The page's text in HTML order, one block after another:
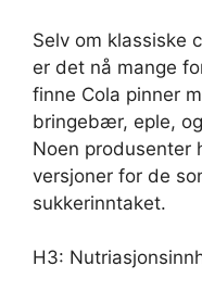
Selv om klassiske
er det nå mange
finne Cola pinner
bringebær, eple,
Noen produsenter
versjoner for de
sukkerinntaket.
H3: